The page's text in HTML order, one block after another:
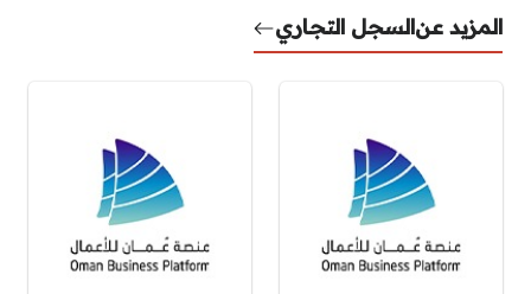
المزيد عنالسجل التجاري